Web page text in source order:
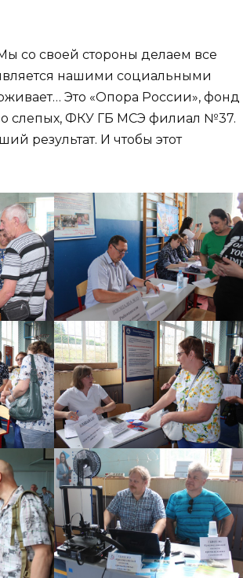
со своей стороны делаем все
является нашими социальными
Это «Опора России», фонд
слепых, ФКУ ГБ МСЭ филиал №37.
результат. И чтобы этот